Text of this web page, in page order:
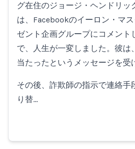
グ在住のジョージ・ヘンドリッ
は、Facebookのイーロン・マ
ゼント企画グループにコメント
で、人生が一変しました。彼は
当たったというメッセージを受
その後、詐欺師の指示で連絡手
り替…